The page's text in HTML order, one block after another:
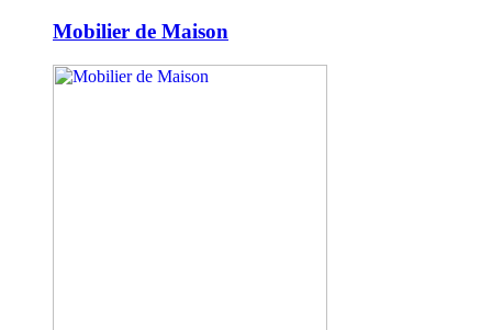
Mobilier de Maison